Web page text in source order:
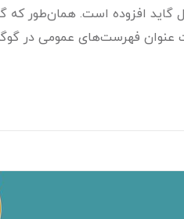
گاید افزوده است. همان‌طور که
عنوان فهرست‌های عمومی در